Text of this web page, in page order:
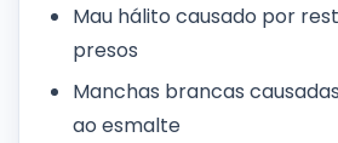
Mau hálito causado por
presos
Manchas brancas
ao esmalte